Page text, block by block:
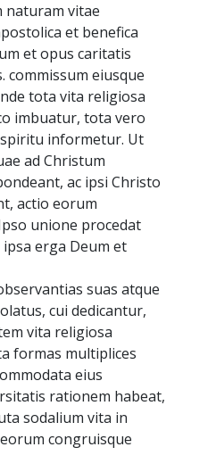
naturam vitae
et benefica
et opus caritatis
commissum eiusque
tota vita religiosa
imbuatur, tota vero
informetur. Ut
ad Christum
ac ipsi Christo
actio eorum
unione procedat
erga Deum et
suas atque
cui dedicantur,
vita religiosa
formas multiplices
eius
rationem habeat,
sodalium vita in
congruisque